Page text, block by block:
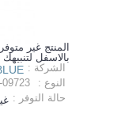
المنتج غير
بالاسفل
الشركة :
النوع :
09723
حالة التوفر :